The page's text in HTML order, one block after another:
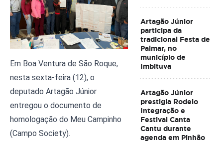
Em Boa Ventura de São Roque,
nesta sexta-feira (12), o
deputado Artagão Júnior
entregou o documento de
homologação do Meu Campinho
(Campo Society).
Artagão Júnior
participa da
tradicional Festa de
Palmar, no
município de
Imbituva
Artagão Júnior
prestigia Rodeio
Integração e
Festival Canta
Cantu durante
agenda em Pinhão